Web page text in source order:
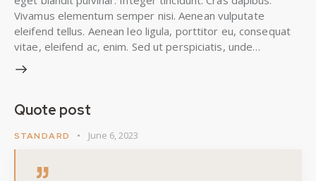
Vivamus elementum semper nisi. Aenean vulputate
eleifend tellus. Aenean leo ligula, porttitor eu, consequat
vitae, eleifend ac, enim. Sed ut perspiciatis, unde…
Quote post
STANDARD June 6, 2023